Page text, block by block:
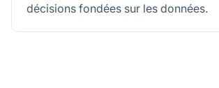
décisions fondées sur les données.